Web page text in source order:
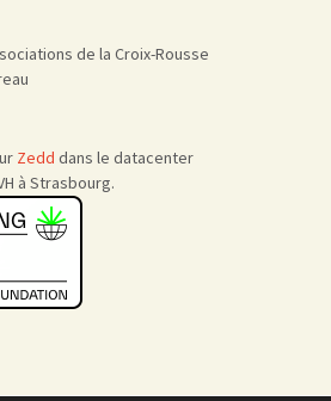
de la Croix-Rousse
Zedd dans le datacenter
à Strasbourg.